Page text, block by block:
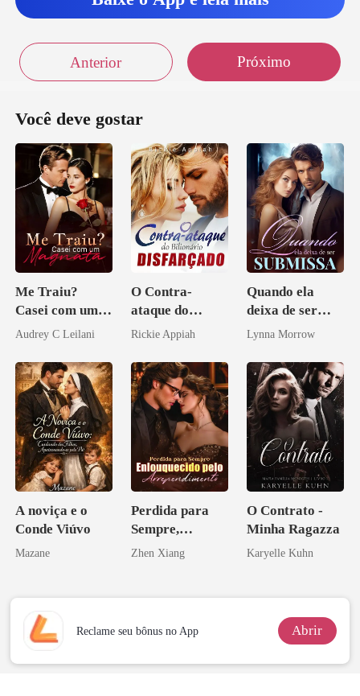
Anterior Próximo
Você deve gostar
Me Traiu?
Casei com um
Magnata
Audrey C Leilani
O Contra-
ataque do
Bilionário
Rickie Appiah
Quando ela
deixa de ser
submissa
Lynna Morrow
A noviça e o
Conde Viúvo
Mazane
Perdida para
Sempre,
Enlouquecido
o
Zhen Xiang
O Contrato -
Minha Ragazza
Karyelle Kuhn
Reclame seu bônus no App Abrir